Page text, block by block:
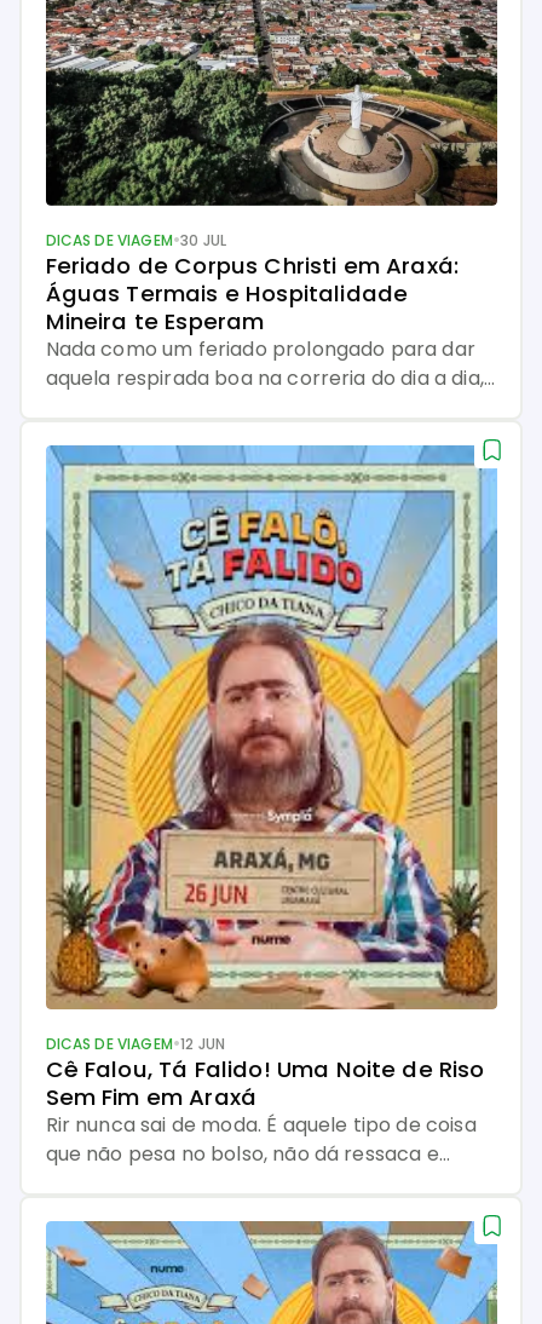
Celebração Internacional dos Queijos Brie,
gorgonzola, canastra, parmesão, camembert,
gruyère, […]
DICAS DE VIAGEM•30 JUL
Feriado de Corpus Christi em Araxá:
Águas Termais e Hospitalidade
Mineira te Esperam
Nada como um feriado prolongado para dar
aquela respirada boa na correria do dia a dia,
descanso de verdade em um destino que
combine charme, história, gastronomia e
aquele jeitinho acolhedor que só Minas Gerais
tem. É aí […]
DICAS DE VIAGEM•12 JUN
Cê Falou, Tá Falido! Uma Noite de Riso
Sem Fim em Araxá
Rir nunca sai de moda. É aquele tipo de coisa
que não pesa no bolso, não dá ressaca e
fofoca de interior e causos que parecem ter
saído da porta de casa… ah, aí não tem quem
segure a […]